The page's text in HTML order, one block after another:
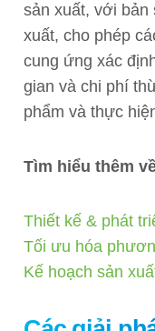
sản xuất, với bản
xuất, cho phép
cung ứng xác
gian và chi phí
phẩm và thực
Tìm hiểu thêm
Thiết kế & phát
Tối ưu hóa
Kế hoạch sản